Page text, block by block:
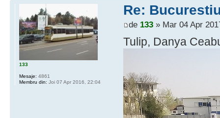
Re:
de 133» Mar 04 Apr
Tulip, Danya
133
Mesaje: 4861
Membru din: Joi 07 Apr 2016, 22:04